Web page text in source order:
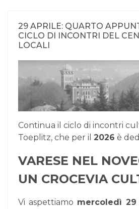
29 APRILE: QUARTO
CICLO DI INCONTRI DEL
LOCALI
Continua il ciclo di incontri
Toeplitz, che per il 2026 è
VARESE NEL
UN CROCEVIA
Vi aspettiamo mercoledì 29